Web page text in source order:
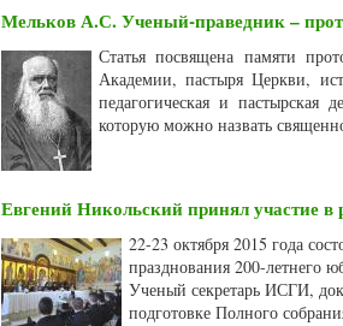
Мельков А.С. Ученый-праведник –
Статья посвящена памяти
Академии, пастыря Церкви,
педагогическая и пастырская
которую можно назвать
Евгений Никольский принял участие
22-23 октября 2015 года
празднования 200-летнего
Ученый секретарь ИСГИ,
подготовке Полного